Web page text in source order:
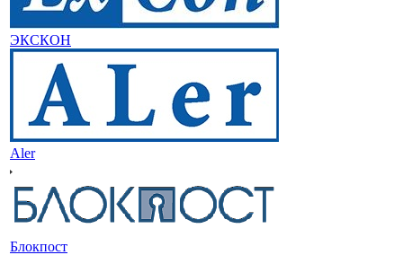
ЭКСКОН
Aler
Блокпост